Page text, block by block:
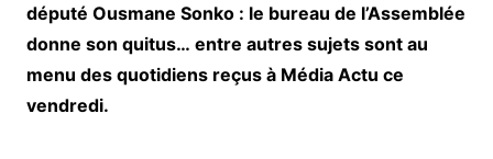
député Ousmane Sonko : le bureau de l’Assemblée
donne son quitus… entre autres sujets sont au
menu des quotidiens reçus à Média Actu ce
vendredi.